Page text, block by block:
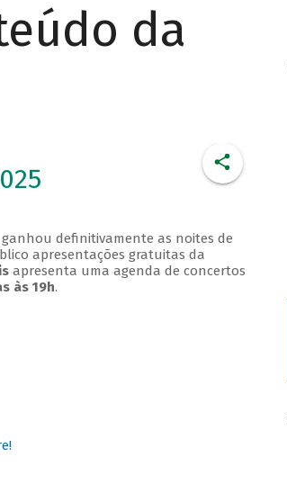
da
ganhou definitivamente as noites de
apresentações gratuitas da
apresenta uma agenda de concertos
às 19h.